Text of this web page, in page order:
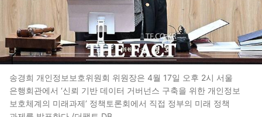
송경희 개인정보보호위원회 위원장은 4월 17일 오후 2시 서울
은행회관에서 ‘신뢰 기반 데이터 거버넌스 구축을 위한 개인정보
보호체계의 미래과제’ 정책토론회에서 직접 정부의 미래 정책